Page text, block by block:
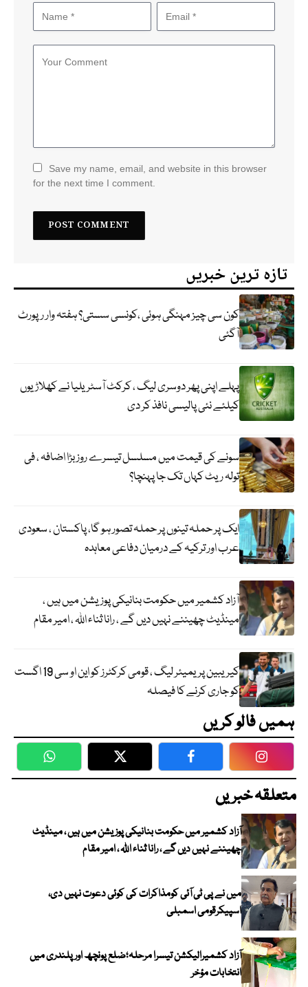
Save my name, email, and website in this browser
for the next time I comment.
تازہ ترین خبریں
کون سی چیز مہنگی ہوئی ،کونسی سستی؟ ہفتہ وار رپورٹ
آگئی
پہلے اپنی پھر دوسری لیگ ، کرکٹ آسٹریلیا نے کھلاڑیوں
کیلئے نئی پالیسی نافذ کر دی
سونے کی قیمت میں مسلسل تیسرے روز بڑا اضافہ ، فی
تولہ ریٹ کہاں تک جا پہنچا؟
ایک پر حملہ تینوں پر حملہ تصور ہو گا، پاکستان ، سعودی
عرب اور ترکیہ کے درمیان دفاعی معاہدہ
آزاد کشمیر میں حکومت بنانیکی پوزیشن میں ہیں ،
مینڈیٹ چھیننے نہیں دیں گے ، رانا ثناء اللہ ، امیر مقام
کیریبین پریمیئر لیگ ، قومی کرکٹرز کو این او سی 19 اگست
کو جاری کرنے کا فیصلہ
ہمیں فالو کریں
WhatsApp Twitter Facebook
متعلقہ خبریں
آزاد کشمیر میں حکومت بنانیکی پوزیشن میں ہیں ، مینڈیٹ
چھیننے نہیں دیں گے ، رانا ثناء اللہ ، امیر مقام
میں نے پی ٹی آئی کومذاکرات کی کوئی دعوت نہیں دی،
اسپیکرقومی اسمبلی
آزاد کشمیرالیکشن تیسرا مرحلہ؛ضلع پونچھ اور پلندری میں
انتخابات مؤخر